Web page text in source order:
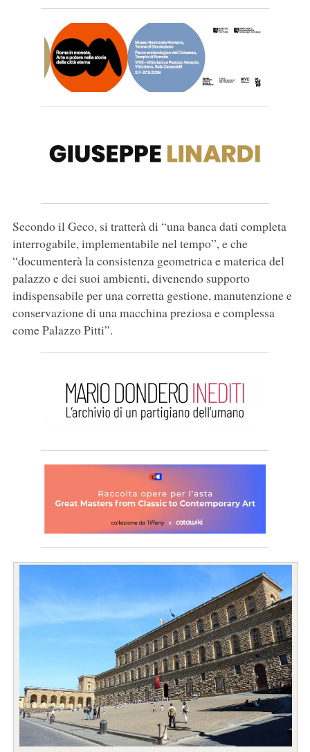
Secondo il Geco, si tratterà di “una banca dati completa
interrogabile, implementabile nel tempo”, e che
“documenterà la consistenza geometrica e materica del
palazzo e dei suoi ambienti, divenendo supporto
indispensabile per una corretta gestione, manutenzione e
conservazione di una macchina preziosa e complessa
come Palazzo Pitti”.